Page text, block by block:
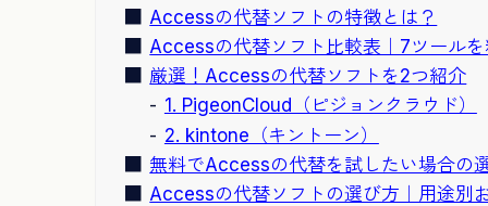
Accessの代替ソフトの特徴とは？
Accessの代替ソフト比較表｜7ツール
厳選！Accessの代替ソフトを2つ紹介
1. PigeonCloud（ピジョンクラウド）
2. kintone（キントーン）
無料でAccessの代替を試したい場合の
Accessの代替ソフトの選び方｜用途別